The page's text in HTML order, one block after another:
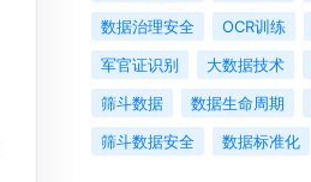
数据治理安全
OCR训练
军官证识别
大数据技术
筛斗数据
数据生命周期
筛斗数据安全
数据标准化